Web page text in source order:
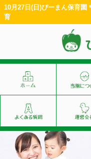
10月27日(日)ぴーまん保育園
育